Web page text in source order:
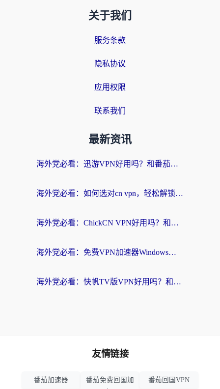
关于我们
服务条款
隐私协议
应用权限
联系我们
最新资讯
海外党必看：迅游VPN好用吗？和番茄加速器VPN对比哪个回国效果更好？
海外党必看：如何选对cn vpn，轻松解锁国内影音游戏？
海外党必看：ChickCN VPN好用吗？和星河VPN对比哪个回国效果更好？附真实体验+避坑指南
海外党必看：免费VPN加速器Windows版怎么选？附真实测评与无缝访问国内资源指南
海外党必看：快帆TV版VPN好用吗？和hi龟龟VPN对比哪个回国效果更好？附免费加速器选择指南
友情链接
番茄加速器
番茄免费回国加
番茄回国VPN